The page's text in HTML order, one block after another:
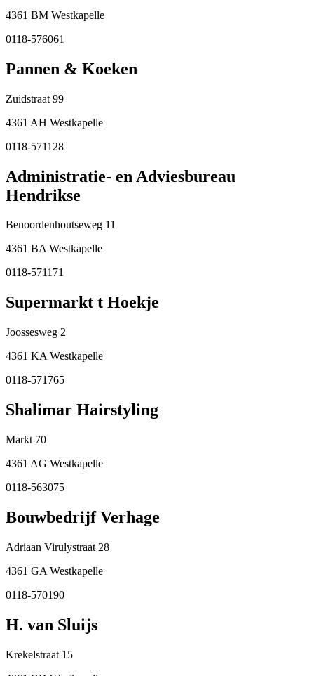
4361 BM Westkapelle
0118-576061
Pannen & Koeken
Zuidstraat 99
4361 AH Westkapelle
0118-571128
Administratie- en Adviesbureau
Hendrikse
Benoordenhoutseweg 11
4361 BA Westkapelle
0118-571171
Supermarkt t Hoekje
Joossesweg 2
4361 KA Westkapelle
0118-571765
Shalimar Hairstyling
Markt 70
4361 AG Westkapelle
0118-563075
Bouwbedrijf Verhage
Adriaan Virulystraat 28
4361 GA Westkapelle
0118-570190
H. van Sluijs
Krekelstraat 15